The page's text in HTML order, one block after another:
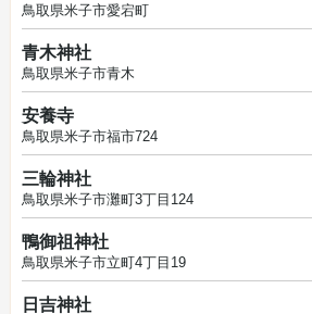
鳥取県米子市愛宕町
青木神社
鳥取県米子市青木
安養寺
鳥取県米子市福市724
三輪神社
鳥取県米子市灘町3丁目124
鴨御祖神社
鳥取県米子市立町4丁目19
日吉神社